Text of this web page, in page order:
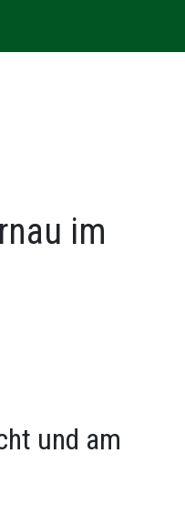
im
und am